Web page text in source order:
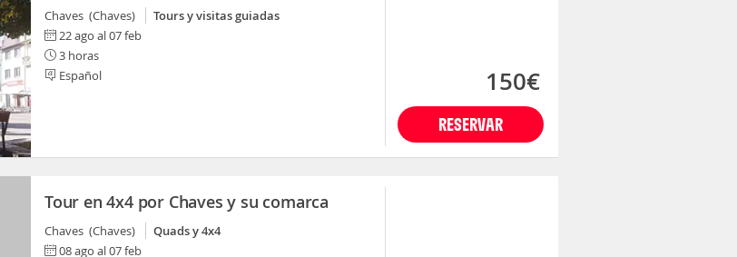
Chaves (Chaves)
Tours y visitas guiadas
22 ago al 07 feb
3 horas
Español
RESERVAR
150€
Tour en 4x4 por Chaves y su comarca
Chaves (Chaves)
Quads y 4x4
08 ago al 07 feb